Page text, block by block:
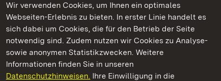
Wir verwenden Cookies, um Ihnen ein optimales
Webseiten-Erlebnis zu bieten. In erster Linie handelt es
sich dabei um Cookies, die für den Betrieb der Seite
notwendig sind. Zudem nutzen wir Cookies zu Analyse-
sowie anonymen Statistikzwecken. Weitere
Informationen finden Sie in unseren
Datenschutzhinweisen. Ihre Einwilligung in die
Kommen. Staunen. Genießen.
Staatliche Schlösser und Gärten Baden‑Württemberg